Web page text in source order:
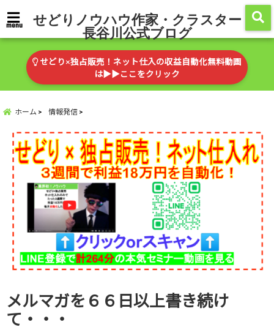
menu せどりノウハウ作家・クラスター
長谷川公式ブログ
せどり×独占販売！ネット仕入の収益自動化無料動画
は▶︎▶︎ここをクリック
ホーム 情報発信
メルマガを６６日以上書き続け
て・・・